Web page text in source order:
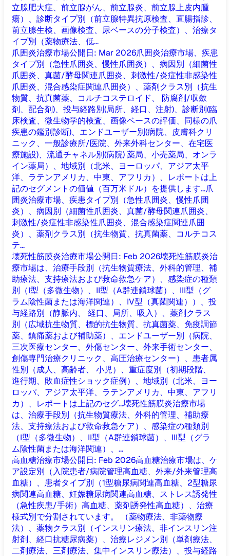
立腺肥大症、前立腺がん、前立腺炎、前立腺上皮内腫
瘍）、診断タイプ別（前立腺特異抗原検査、直腸指診、
前立腺生検、画像検査、尿ベースの分子検査）、治療タ
イプ別（薬物療法、低...
爪囲炎治療市場公開日: Mar 2026爪囲炎治療市場、疾患
タイプ別（急性爪囲炎、慢性爪囲炎）、病因別（細菌性
爪囲炎、真菌/酵母関連爪囲炎、刺激性/炎症性非感染性
爪囲炎、混合感染症関連爪囲炎）、薬剤クラス別（抗生
物質、抗真菌薬、コルチコステロイド、 防腐剤/収斂
剤、配合剤)、投与経路別(局所、経口、注射)、診断別(臨
床検査、微生物学的検査、画像ベースの評価、同様の爪
疾患の鑑別診断)、エンドユーザー別(病院、皮膚科クリ
ニック、一般診療所/医院、外来外科センター、在宅医
療施設)、流通チャネル別(病院) 薬局、小売薬局、オンラ
イン薬局）、地域別（北米、ヨーロッパ、アジア太平
洋、ラテンアメリカ、中東、アフリカ）、レポートは上
記のセグメントの価値（百万米ドル）を提供します...爪
囲炎治療市場、疾患タイプ別（急性爪囲炎、慢性爪囲
炎）、病因別（細菌性爪囲炎、真菌/酵母関連爪囲炎、
刺激性/炎症性非感染性爪囲炎、混合感染症関連爪囲
炎）、薬剤クラス別（抗生物質、抗真菌薬、コルチコス
テ...
壊死性筋膜炎治療市場公開日: Feb 2026壊死性筋膜炎治
療市場は、治療手段別（抗生物質療法、外科的管理、補
助療法、支持療法および救命救急ケア）、感染症の種類
別（I型（多微生物）、II型（A群連鎖球菌）、III型（グ
ラム陰性菌または海洋関連）、IV型（真菌関連））、投
与経路別（静脈内、 経口、局所、吸入）、薬剤クラス
別（広域抗生物質、標的抗生物質、抗真菌薬、免疫調節
薬、鎮痛薬および補助薬）、エンドユーザー別（病院、
三次医療センター、外傷センター、外来手術センター、
創傷専門治療クリニック、高圧治療センター）、患者属
性別（成人、高齢者、 小児）、重症度別（初期段階、
進行期、敗血症性ショック症例）、地域別（北米、ヨー
ロッパ、アジア太平洋、ラテンアメリカ、中東、アフリ
カ）、レポートは上記のセグ...壊死性筋膜炎治療市場
は、治療手段別（抗生物質療法、外科的管理、補助療
法、支持療法および救命救急ケア）、感染症の種類別
（I型（多微生物）、II型（A群連鎖球菌）、III型（グラ
ム陰性菌または海洋関連）、...
高血糖治療市場公開日: Feb 2026高血糖治療市場は、ケ
ア設定別（入院患者/病院管理高血糖、外来/外来管理高
血糖）、患者タイプ別（1型糖尿病関連高血糖、2型糖尿
病関連高血糖、妊娠糖尿病関連高血糖、ストレス誘発性
（急性疾患/手術）高血糖、薬剤誘発性高血糖）、治療
様式別で分割されています。 （薬物療法、非薬物療
法）、薬物クラス別（インスリン療法、非インスリン注
射剤、経口抗糖尿病薬）、治療レジメン別（単剤療法、
二剤療法、三剤療法、集中インスリン療法）、投与経路